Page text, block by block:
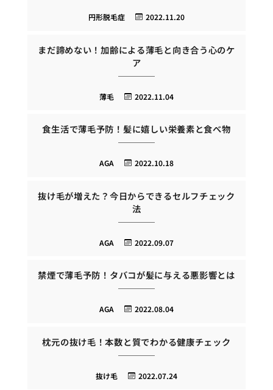
2022.11.20
円形脱毛症
まだ諦めない！加齢による薄毛と向き合う心のケ
ア
2022.11.04
薄毛
食生活で薄毛予防！髪に嬉しい栄養素と食べ物
2022.10.18
AGA
抜け毛が増えた？今日からできるセルフチェック
法
2022.09.07
AGA
禁煙で薄毛予防！タバコが髪に与える悪影響とは
2022.08.04
AGA
枕元の抜け毛！本数と質でわかる健康チェック
2022.07.24
抜け毛